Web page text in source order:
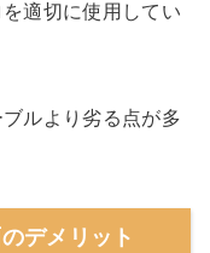
適切に使用してい
ルより劣る点が多
デメリット